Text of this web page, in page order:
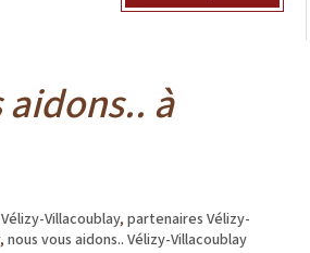
aidons.. à
Villacoublay, partenaires Vélizy-
, nous vous aidons.. Vélizy-Villacoublay